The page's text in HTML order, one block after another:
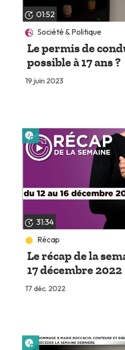
01:52
Société & Politique
Le permis de
possible à 17 ans ?
19 juin 2023
31:34
Récap
Le récap de la
17 décembre 2022
17 déc. 2022
Lire plus tard
Lire plus tard